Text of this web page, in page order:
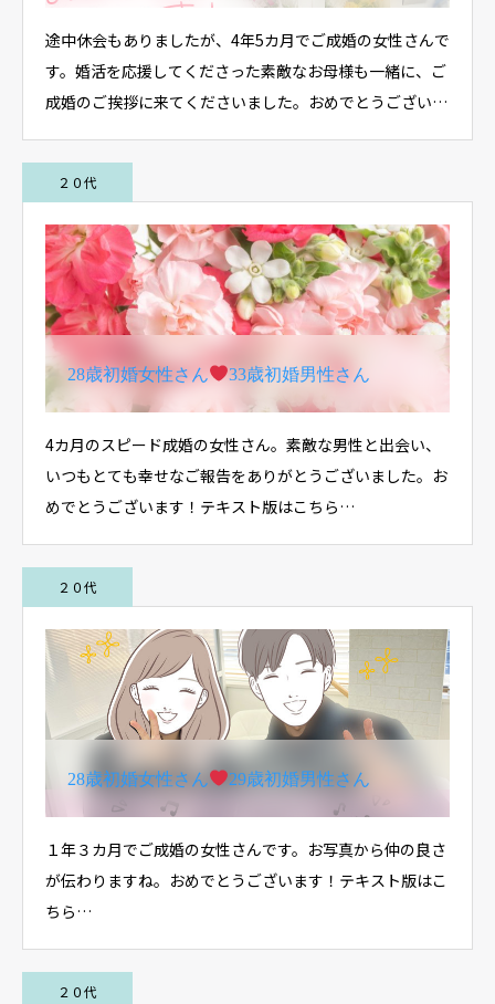
途中休会もありましたが、4年5カ月でご成婚の女性さんで
す。婚活を応援してくださった素敵なお母様も一緒に、ご
成婚のご挨拶に来てくださいました。おめでとうござい…
２０代
28歳初婚女性さん 33歳初婚男性さん
4カ月のスピード成婚の女性さん。素敵な男性と出会い、
いつもとても幸せなご報告をありがとうございました。お
めでとうございます！テキスト版はこちら…
２０代
28歳初婚女性さん 29歳初婚男性さん
１年３カ月でご成婚の女性さんです。お写真から仲の良さ
が伝わりますね。おめでとうございます！テキスト版はこ
ちら…
２０代